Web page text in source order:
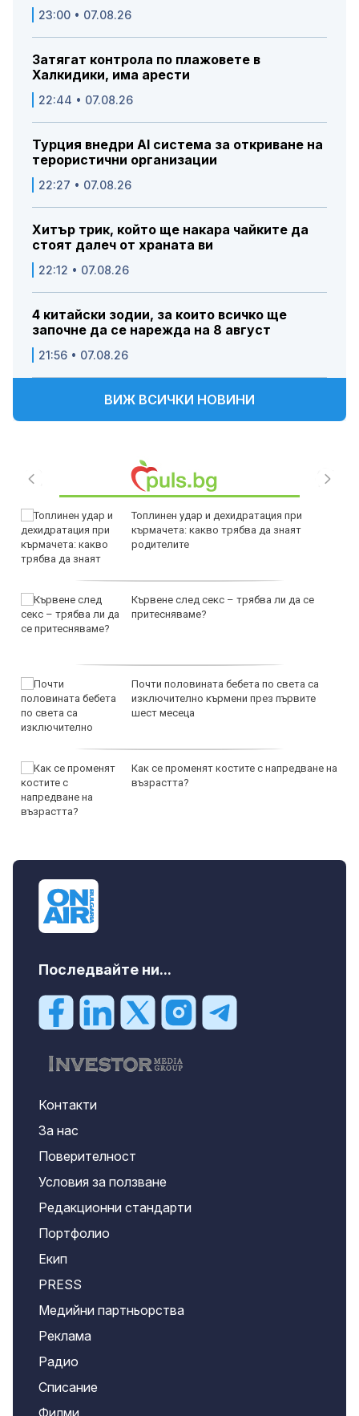
23:00 • 07.08.26
Затягат контрола по плажовете в
Халкидики, има арести
22:44 • 07.08.26
Турция внедри AI система за откриване на
терористични организации
22:27 • 07.08.26
Хитър трик, който ще накара чайките да
стоят далеч от храната ви
22:12 • 07.08.26
4 китайски зодии, за които всичко ще
започне да се нарежда на 8 август
21:56 • 07.08.26
ВИЖ ВСИЧКИ НОВИНИ
Топлинен удар и дехидратация при
кърмачета: какво трябва да знаят
родителите
Кървене след секс – трябва ли да се
притесняваме?
Почти половината бебета по света са
изключително кърмени през първите
шест месеца
Как се променят костите с напредване на
възрастта?
Последвайте ни...
Контакти
За нас
Поверителност
Условия за ползване
Редакционни стандарти
Портфолио
Екип
PRESS
Медийни партньорства
Реклама
Радио
Списание